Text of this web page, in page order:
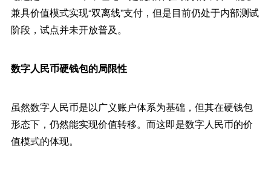
兼具价值模式实现“双离线”支付，但是目前仍处于内部测试
阶段，试点并未开放普及。
数字人民币硬钱包的局限性
虽然数字人民币是以广义账户体系为基础，但其在硬钱包
形态下，仍然能实现价值转移。而这即是数字人民币的价
值模式的体现。